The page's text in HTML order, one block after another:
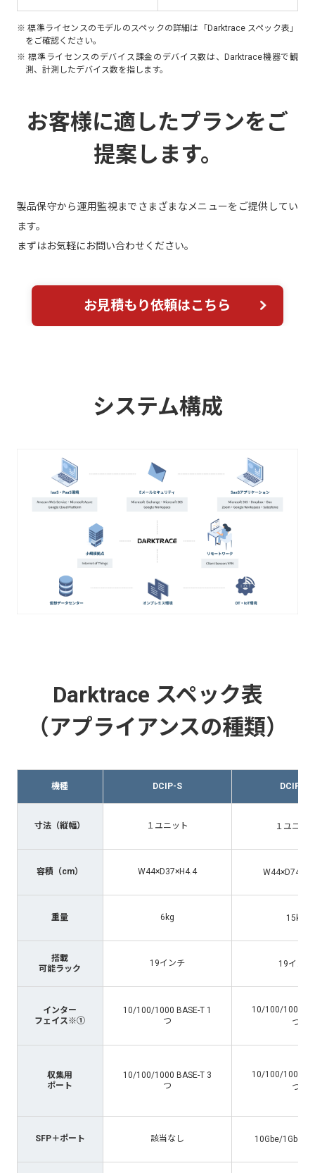
※ 標準ライセンスのモデルのスペックの詳細は「Darktrace スペック表」
をご確認ください。
※ 標準ライセンスのデバイス課金のデバイス数は、Darktrace機器で観
測、計測したデバイス数を指します。
お客様に適したプランをご
提案します。
製品保守から運用監視までさまざまなメニューをご提供してい
ます。
まずはお気軽にお問い合わせください。
お見積もり依頼はこちら
システム構成
Darktrace スペック表
（アプライアンスの種類）
機種 DCIP-S DCIP-M
寸法（縦幅） １ユニット １ユニッ
容積（cm） W44×D37×H4.4
重量 6kg 15kg
搭載
可能ラック
19インチ 19インチ
インター
フェイス※①
10/100/1000 BASE-T 1
つ
10/100/1000
つ
収集用
ポート
10/100/1000 BASE-T 3
つ
10/100/1000
つ
SFP＋ポート 該当なし 10Gbe/1Gbe